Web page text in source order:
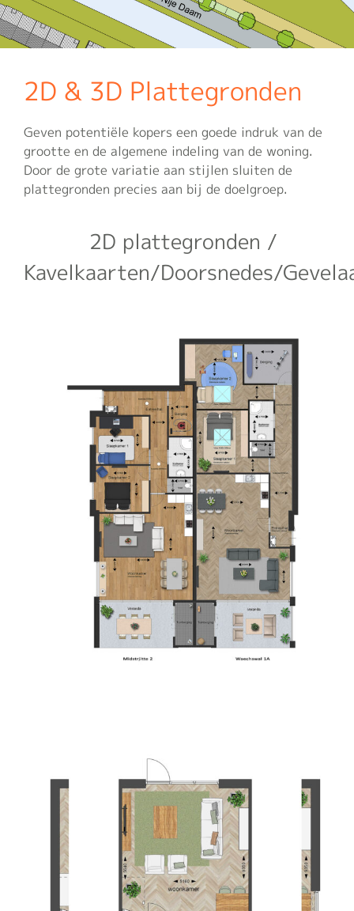
2D & 3D Plattegronden
Geven potentiële kopers een goede indruk van de
grootte en de algemene indeling van de woning.
Door de grote variatie aan stijlen sluiten de
plattegronden precies aan bij de doelgroep.
2D plattegronden /
Kavelkaarten/Doorsnedes/